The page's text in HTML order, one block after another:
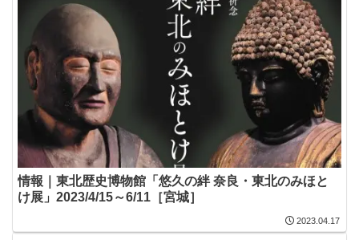
情報｜東北歴史博物館「悠久の絆 奈良・東北のみほと
け展」2023/4/15～6/11［宮城］
2023.04.17